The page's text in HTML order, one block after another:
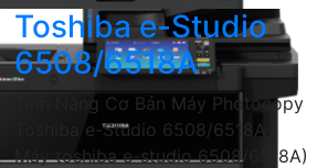
Toshiba e-Studio
6508/6518A
Tính Năng Cơ Bản Máy Photocopy
Toshiba e-Studio 6508/6518A (
Máy toshiba e-studio 6508/6518A)